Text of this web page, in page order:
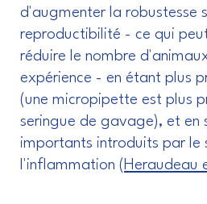
d'augmenter la robustesse
reproductibilité - ce qui
réduire le nombre
expérience - en étant plus
(une micropipette est plus
seringue de gavage), et en
importants introduits par le
l'inflammation ( Heraudeau